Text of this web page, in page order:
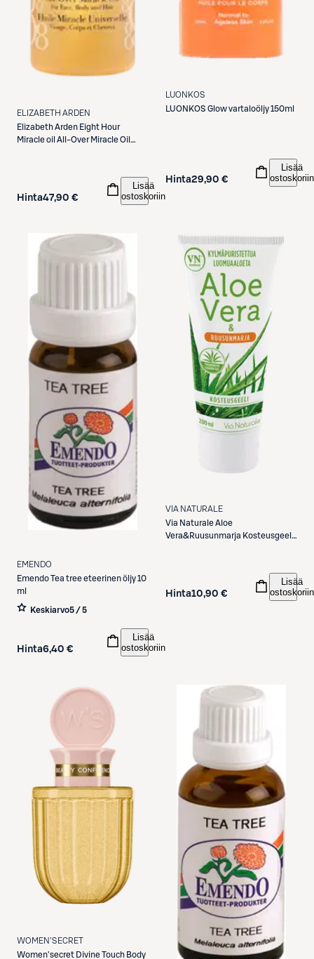
ELIZABETH ARDEN
Elizabeth Arden Eight Hour
Miracle oil All-Over Miracle Oil
Hinta47,90 €
Lisää
ostoskoriin
LUONKOS
LUONKOS Glow vartaloöljy 150ml
Hinta29,90 €
Lisää
ostoskoriin
EMENDO
EmendoTea tree eteerinen öljy 10
ml
Keskiarvo5 / 5
Hinta6,40 €
Lisää
ostoskoriin
VIA NATURALE
Via NaturaleAloe
Vera&Ruusunmarja Kosteusgeeli
Hinta10,90 €
Lisää
ostoskoriin
WOMEN'SECRET
Women'secret Divine Touch Body